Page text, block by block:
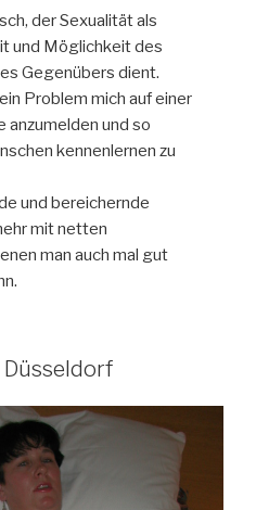
der Sexualität als
und Möglichkeit des
Gegenübers dient.
Problem mich auf einer
und so
kennenlernen zu
und bereichernde
mit netten
man auch mal gut
Düsseldorf